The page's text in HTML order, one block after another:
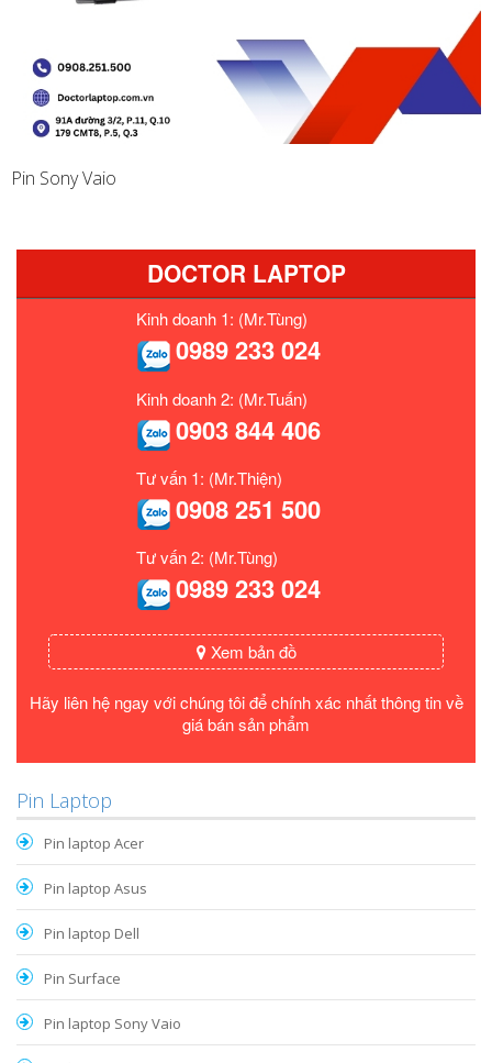
Pin Sony Vaio
DOCTOR LAPTOP
Kinh doanh 1: (Mr.Tùng)
0989 233 024
Kinh doanh 2: (Mr.Tuấn)
0903 844 406
Tư vấn 1: (Mr.Thiện)
0908 251 500
Tư vấn 2: (Mr.Tùng)
0989 233 024
Xem bản đồ
Hãy liên hệ ngay với chúng tôi để chính xác nhất thông tin về
giá bán sản phẩm
Pin Laptop
Pin laptop Acer
Pin laptop Asus
Pin laptop Dell
Pin Surface
Pin laptop Sony Vaio